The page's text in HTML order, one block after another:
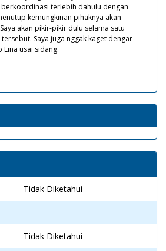
terlebih dahulu dengan
kemungkinan pihaknya akan
akan pikir-pikir dulu selama satu
Saya juga nggak kaget dengar
usai sidang.
Tidak Diketahui
Tidak Diketahui